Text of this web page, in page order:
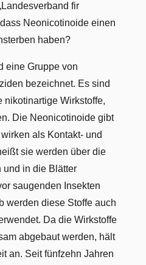
fir
Neonicotinoide einen
haben?
eine Gruppe von
bezeichnet. Es sind
nikotinartige Wirkstoffe,
Die Neonicotinoide gibt
als Kontakt- und
sie werden über die
und in die Blätter
saugenden Insekten
werden diese Stoffe auch
Da die Wirkstoffe
abgebaut werden, hält
an. Seit fünfzehn Jahren